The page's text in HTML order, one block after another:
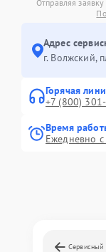
Отправляя
Адрес
г. Волжский,
Горячая
+7 (800)
Время
Ежедневно
Сервисный